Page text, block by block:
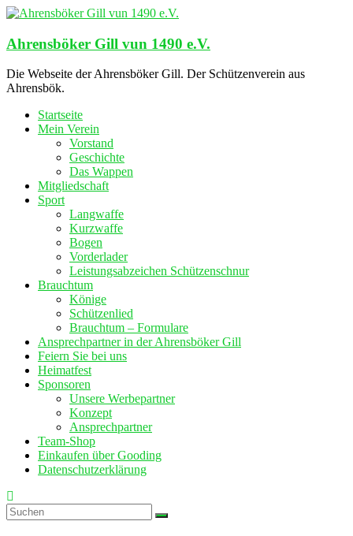
Zum
springen
Ahrensböker Gill vun 1490 e.V.
Die Webseite der Ahrensböker Gill. Der Schützenverein aus
Ahrensbök.
Startseite
Mein Verein
Vorstand
Geschichte
Das Wappen
Mitgliedschaft
Sport
Langwaffe
Kurzwaffe
Bogen
Vorderlader
Leistungsabzeichen Schützenschnur
Brauchtum
Könige
Schützenlied
Brauchtum – Formulare
Ansprechpartner in der Ahrensböker Gill
Feiern Sie bei uns
Heimatfest
Sponsoren
Unsere Werbepartner
Konzept
Ansprechpartner
Team-Shop
Einkaufen über Gooding
Datenschutzerklärung